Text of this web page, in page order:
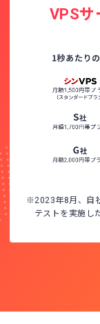
VPSサ
※2023年8月、自
テストを実施し